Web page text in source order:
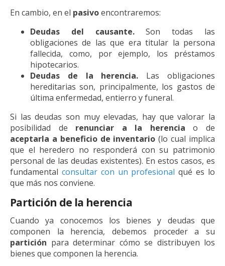
En cambio, en el pasivoencontraremos:
Deudas del causante.Son todas las
obligaciones de las que era titular la persona
fallecida, como, por ejemplo, los préstamos
hipotecarios.
Deudas de la herencia. Las obligaciones
hereditarias son, principalmente, los gastos de
última enfermedad, entierro y funeral.
Si las deudas son muy elevadas, hay que valorar la
posibilidad de renunciar a la herencia o de
aceptarla a beneficio de inventario (lo cual implica
que el heredero no responderá con su patrimonio
personal de las deudas existentes). En estos casos, es
fundamental consultar con un profesional qué es lo
que más nos conviene.
Partición de la herencia
Cuando ya conocemos los bienes y deudas que
componen la herencia, debemos proceder a su
partición para determinar cómo se distribuyen los
bienes que componen la herencia.